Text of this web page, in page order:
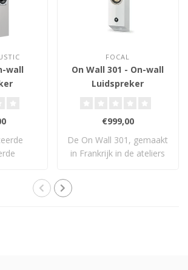
wall
FOCAL
On Wall 301 - On-wall
Luidspreker
€999,00
De On Wall 301, gemaakt
in Frankrijk in de ateliers